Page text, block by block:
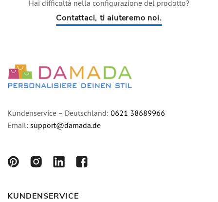
Hai difficoltà nella configurazione del prodotto?
Contattaci, ti aiuteremo noi.
Kundenservice – Deutschland: 0621 38689966
Email: support@damada.de
KUNDENSERVICE